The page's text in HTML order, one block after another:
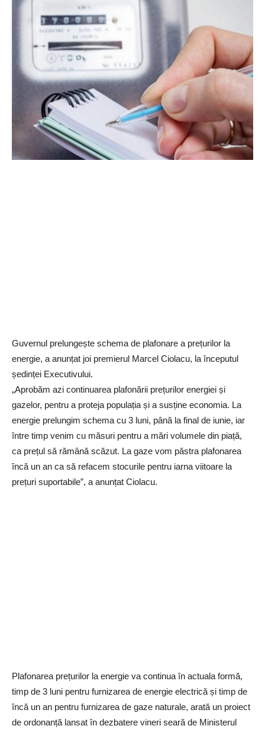
Guvernul prelungește schema de plafonare a prețurilor la
energie, a anunțat joi premierul Marcel Ciolacu, la începutul
ședinței Executivului.
„Aprobăm azi continuarea plafonării prețurilor energiei și
gazelor, pentru a proteja populația și a susține economia. La
energie prelungim schema cu 3 luni, până la final de iunie, iar
între timp venim cu măsuri pentru a mări volumele din piață,
ca prețul să rămână scăzut. La gaze vom păstra plafonarea
încă un an ca să refacem stocurile pentru iarna viitoare la
prețuri suportabile”, a anunțat Ciolacu.
Plafonarea prețurilor la energie va continua în actuala formă,
timp de 3 luni pentru furnizarea de energie electrică și timp de
încă un an pentru furnizarea de gaze naturale, arată un proiect
de ordonanță lansat în dezbatere vineri seară de Ministerul